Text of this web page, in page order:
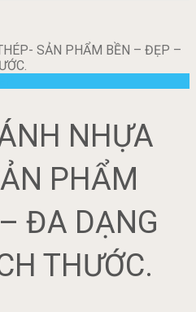
SẢN PHẨM BỀN – ĐẸP –
NHỰA
PHẨM
ĐA DẠNG
THƯỚC.